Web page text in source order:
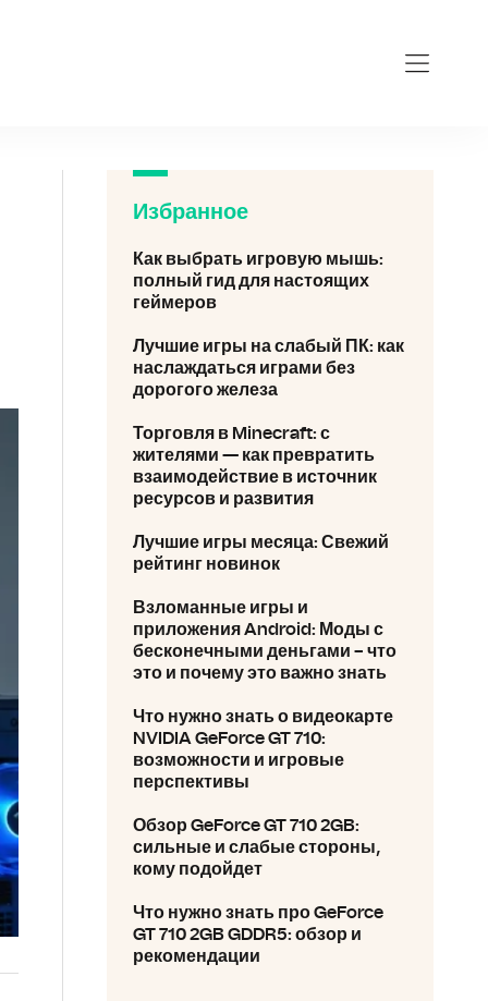
Избранное
Как выбрать игровую мышь:
полный гид для настоящих
геймеров
Лучшие игры на слабый ПК: как
наслаждаться играми без
дорогого железа
Торговля в Minecraft: с
жителями — как превратить
взаимодействие в источник
ресурсов и развития
Лучшие игры месяца: Свежий
рейтинг новинок
Взломанные игры и
приложения Android: Моды с
бесконечными деньгами – что
это и почему это важно знать
Что нужно знать о видеокарте
NVIDIA GeForce GT 710:
возможности и игровые
перспективы
Обзор GeForce GT 710 2GB:
сильные и слабые стороны,
кому подойдет
Что нужно знать про GeForce
GT 710 2GB GDDR5: обзор и
рекомендации